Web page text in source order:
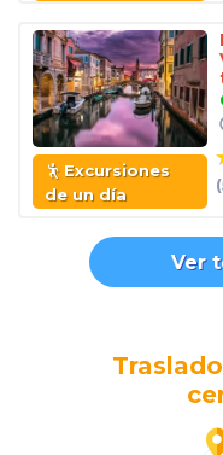
Excursiones
de un día
Ver